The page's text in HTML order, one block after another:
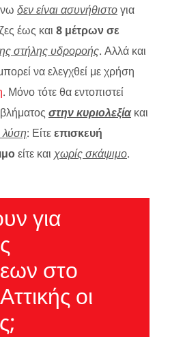
δεν είναι ασυνήθιστογια
έως και 8 μέτρων σε
στήλης υδροροής. Αλλά και
να ελεγχθεί με χρήση
. Μόνο τότε θα εντοπιστεί
στην κυριολεξίακαι
λύση: Είτεεπισκευή
είτε και χωρίς σκάψιμο.
για
στο
οι